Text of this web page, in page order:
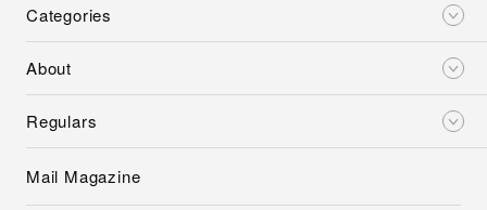
Categories
About
Regulars
Mail Magazine